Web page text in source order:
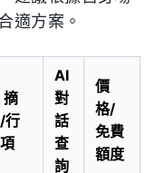
適方案。
摘
行
AI
對
話
查
詢
價
格/
免費
額度